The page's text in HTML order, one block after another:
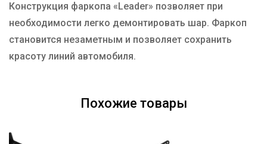
Конструкция фаркопа «Leader» позволяет при
необходимости легко демонтировать шар. Фаркоп
становится незаметным и позволяет сохранить
красоту линий автомобиля.
Похожие товары